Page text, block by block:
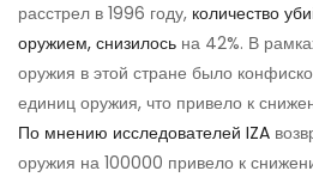
расстрел в 1996 году, количество
оружием, снизилось на 42%. В
оружия в этой стране было
единиц оружия, что привело к
По мнению исследователей IZA
оружия на 100000 привело к